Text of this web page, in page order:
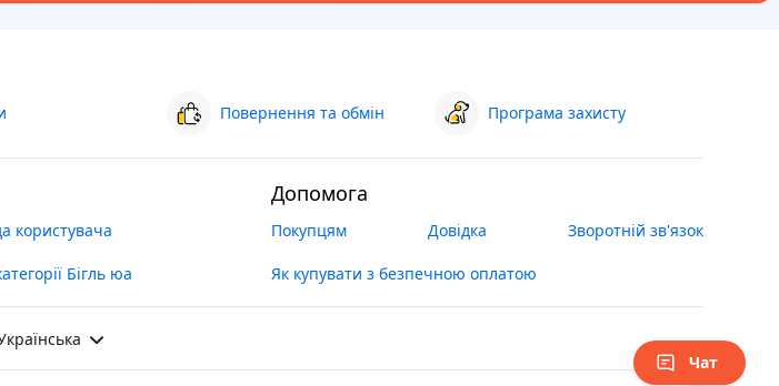
Повернення та обмін Програма захисту
користувача
Бігль юа
Допомога
Покупцям Довідка Зворотній зв'язок
Як купувати з безпечною оплатою
Чат